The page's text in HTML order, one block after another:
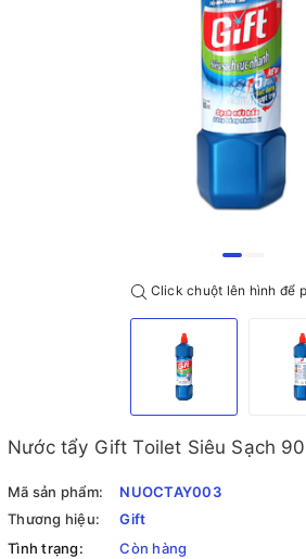
Click chuột lên hình để
Nước tẩy Gift Toilet Siêu Sạch
Mã sản phẩm:
NUOCTAY003
Thương hiệu:
Gift
Tình trạng:
Còn hàng